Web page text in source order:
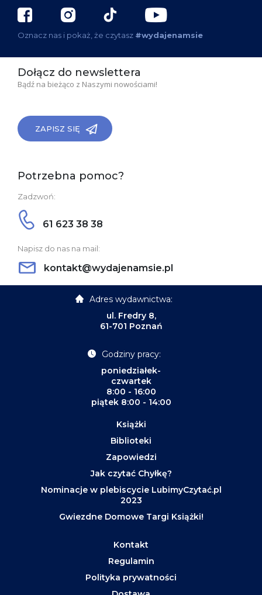
Oznacz nas i pokaż, że czytasz #wydajenamsie
Dołącz do newslettera
Bądź na bieżąco z Naszymi nowościami!
ZAPISZ SIĘ
Potrzebna pomoc?
Zadzwoń:
61 623 38 38
Napisz do nas na mail:
kontakt@wydajenamsie.pl
Adres wydawnictwa:
ul. Fredry 8,
61-701 Poznań
Godziny pracy:
poniedziałek-
czwartek
8:00 - 16:00
piątek 8:00 - 14:00
Książki
Biblioteki
Zapowiedzi
Jak czytać Chyłkę?
Nominacje w plebiscycie LubimyCzytać.pl
2023
Gwiezdne Domowe Targi Książki!
Kontakt
Regulamin
Polityka prywatności